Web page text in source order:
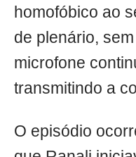
homofóbico ao
de plenário,
microfone
transmitindo a
O episódio